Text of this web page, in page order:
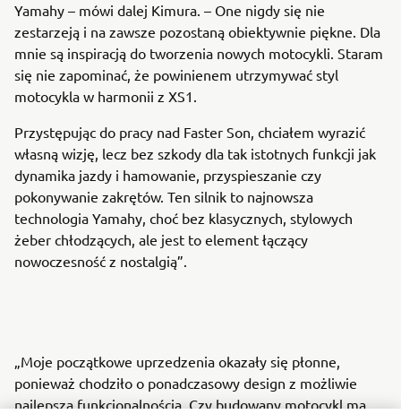
Yamahy – mówi dalej Kimura. – One nigdy się nie
zestarzeją i na zawsze pozostaną obiektywnie piękne. Dla
mnie są inspiracją do tworzenia nowych motocykli. Staram
się nie zapominać, że powinienem utrzymywać styl
motocykla w harmonii z XS1.
Przystępując do pracy nad Faster Son, chciałem wyrazić
własną wizję, lecz bez szkody dla tak istotnych funkcji jak
dynamika jazdy i hamowanie, przyspieszanie czy
pokonywanie zakrętów. Ten silnik to najnowsza
technologia Yamahy, choć bez klasycznych, stylowych
żeber chłodzących, ale jest to element łączący
nowoczesność z nostalgią”.
„Moje początkowe uprzedzenia okazały się płonne,
ponieważ chodziło o ponadczasowy design z możliwie
najlepszą funkcjonalnością. Czy budowany motocykl ma